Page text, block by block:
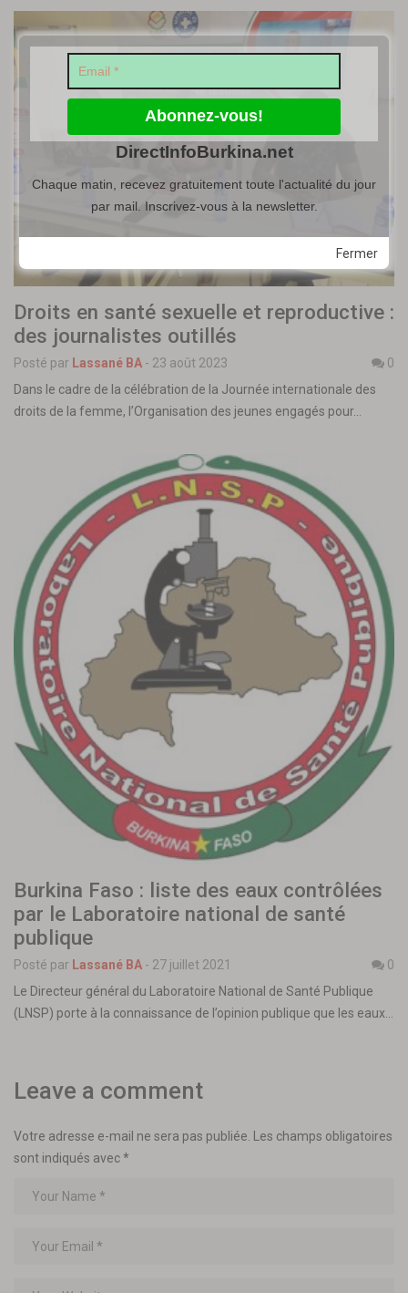
Droits en santé sexuelle et reproductive :
des journalistes outillés
Posté par Lassané BA - 23 août 2023
0
Dans le cadre de la célébration de la Journée internationale des
droits de la femme, l’Organisation des jeunes engagés pour…
Burkina Faso : liste des eaux contrôlées
par le Laboratoire national de santé
publique
Posté par Lassané BA - 27 juillet 2021
0
Le Directeur général du Laboratoire National de Santé Publique
(LNSP) porte à la connaissance de l’opinion publique que les eaux…
Leave a comment
Votre adresse e-mail ne sera pas publiée. Les champs obligatoires
sont indiqués avec*
Fermer
DirectInfoBurkina.net
Chaque matin, recevez gratuitement toute l'actualité du jour
par mail. Inscrivez-vous à la newsletter.